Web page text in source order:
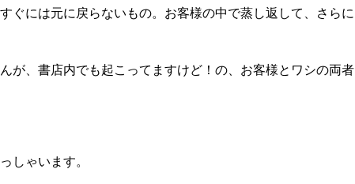
ぐには元に戻らないもの。お客様の中で蒸し返して、さらに
が、書店内でも起こってますけど！の、お客様とワシの両者
しゃいます。